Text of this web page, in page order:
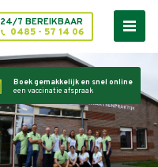
24/7 BEREIKBAAR
0485 - 57 14 06
Boek gemakkelijk en snel online
een vaccinatie afspraak